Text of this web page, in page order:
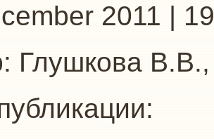
2011 |
Глушкова